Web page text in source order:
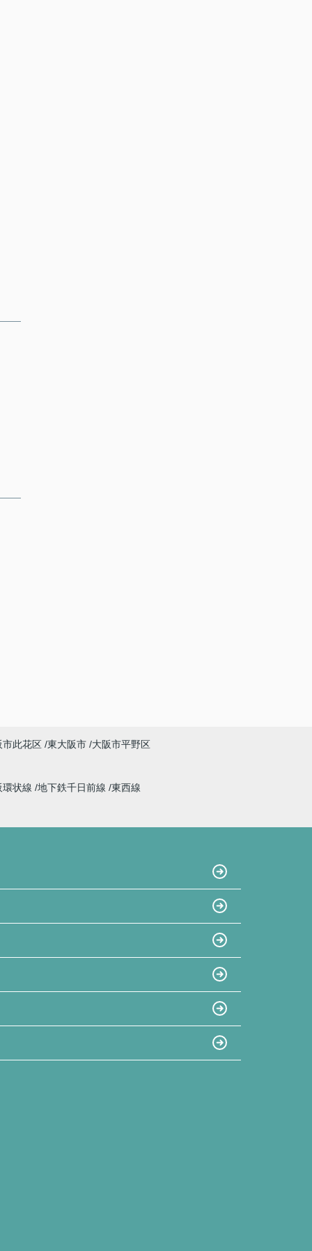
市此花区 東大阪市 大阪市平野区
環状線 地下鉄千日前線 東西線